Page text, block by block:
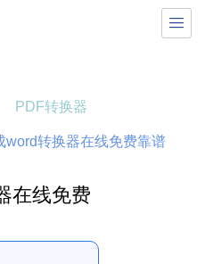

PDF转换器
word转换器在线免费靠谱
在线免费